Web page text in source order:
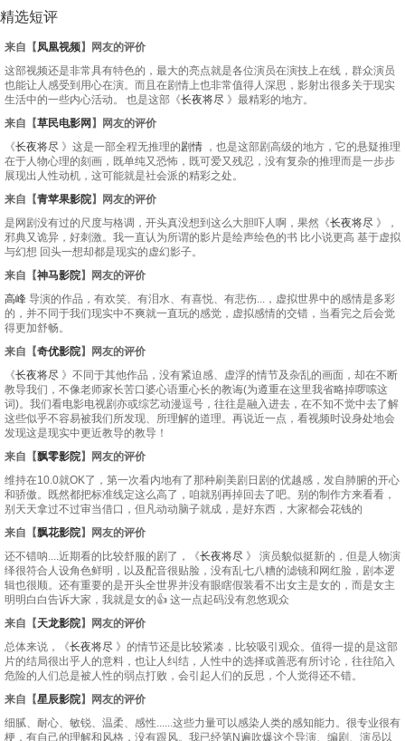
精选短评
来自【凤凰视频】网友的评价
这部视频还是非常具有特色的，最大的亮点就是各位演员在演技上在线，群众演员
也能让人感受到用心在演。而且在剧情上也非常值得人深思，影射出很多关于现实
生活中的一些内心活动。 也是这部《长夜将尽 》最精彩的地方。
来自【草民电影网】网友的评价
《长夜将尽 》这是一部全程无推理的剧情 ，也是这部剧高级的地方，它的悬疑推理
在于人物心理的刻画，既单纯又恐怖，既可爱又残忍，没有复杂的推理而是一步步
展现出人性动机，这可能就是社会派的精彩之处。
来自【青苹果影院】网友的评价
是网剧没有过的尺度与格调，开头真没想到这么大胆吓人啊，果然《长夜将尽 》，
邪典又诡异，好刺激。我一直认为所谓的影片是绘声绘色的书 比小说更高 基于虚拟
与幻想 回头一想却都是现实的虚幻影子。
来自【神马影院】网友的评价
高峰 导演的作品，有欢笑、有泪水、有喜悦、有悲伤...，虚拟世界中的感情是多彩
的，并不同于我们现实中不爽就一直玩的感觉，虚拟感情的交错，当看完之后会觉
得更加舒畅。
来自【奇优影院】网友的评价
《长夜将尽 》不同于其他作品，没有紧迫感、虚浮的情节及杂乱的画面，却在不断
教导我们，不像老师家长苦口婆心语重心长的教诲(为遵重在这里我省略掉啰嗦这
词)。我们看电影电视剧亦或综艺动漫逗号，往往是融入进去，在不知不觉中去了解
这些似乎不容易被我们所发现、所理解的道理。再说近一点，看视频时设身处地会
发现这是现实中更近教导的教导！
来自【飘零影院】网友的评价
维持在10.0就OK了，第一次看内地有了那种刷美剧日剧的优越感，发自肺腑的开心
和骄傲。既然都把标准线定这么高了，咱就别再掉回去了吧。别的制作方来看看，
别天天拿过不过审当借口，但凡动动脑子就成，是好东西，大家都会花钱的
来自【飘花影院】网友的评价
还不错呐....近期看的比较舒服的剧了，《长夜将尽 》 演员貌似挺新的，但是人物演
绎很符合人设角色鲜明，以及配音很贴脸，没有乱七八糟的滤镜和网红脸，剧本逻
辑也很顺。还有重要的是开头全世界并没有眼瞎假装看不出女主是女的，而是女主
明明白白告诉大家，我就是女的👍 这一点起码没有忽悠观众
来自【天龙影院】网友的评价
总体来说，《长夜将尽 》的情节还是比较紧凑，比较吸引观众。值得一提的是这部
片的结局很出乎人的意料，也让人纠结，人性中的选择或善恶有所讨论，往往陷入
危险的人们总是被人性的弱点打败，会引起人们的反思，个人觉得还不错。
来自【星辰影院】网友的评价
细腻、耐心、敏锐、温柔、感性......这些力量可以感染人类的感知能力。很专业很有
梗，有自己的理解和风格，没有跟风。我已经第N遍吹爆这个导演、编剧、演员以